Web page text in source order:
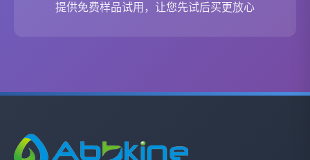
提供免费样品试用，让您先试后买更放心